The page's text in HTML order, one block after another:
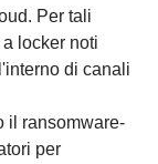
Per tali
locker noti
di canali
il ransomware-
per